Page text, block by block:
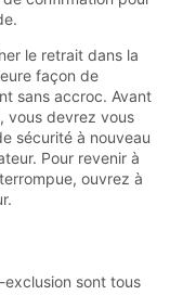
le retrait dans la
façon de
sans accroc. Avant
vous devrez vous
sécurité à nouveau
Pour revenir à
ouvrez à
exclusion sont tous